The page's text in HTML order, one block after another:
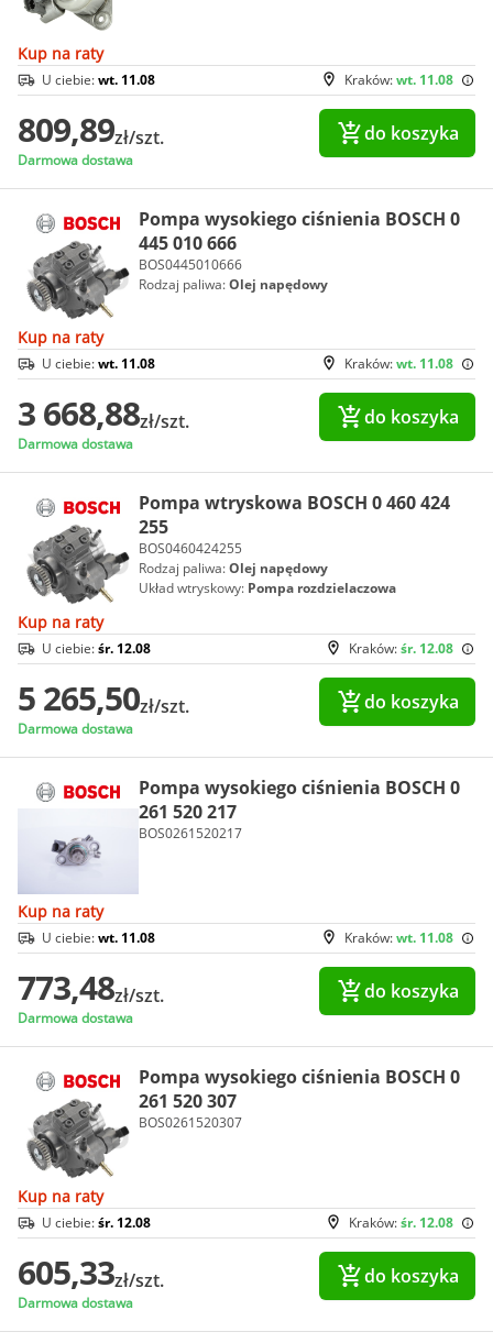
Kup na raty
Kraków:wt. 11.08
U ciebie:wt. 11.08
809,89zł/szt.
Darmowa dostawa
do koszyka
Pompa wysokiego ciśnienia BOSCH 0
445 010 666
BOS0445010666
Rodzaj paliwa:Olej napędowy
Kup na raty
Kraków:wt. 11.08
U ciebie:wt. 11.08
3 668,88zł/szt.
Darmowa dostawa
do koszyka
Pompa wtryskowa BOSCH 0 460 424
255
BOS0460424255
Rodzaj paliwa:Olej napędowy
Układ wtryskowy: Pompa rozdzielaczowa
Kup na raty
Kraków:śr. 12.08
U ciebie:śr. 12.08
5 265,50zł/szt.
Darmowa dostawa
do koszyka
Pompa wysokiego ciśnienia BOSCH 0
261 520 217
BOS0261520217
Kup na raty
Kraków:wt. 11.08
U ciebie:wt. 11.08
773,48zł/szt.
Darmowa dostawa
do koszyka
Pompa wysokiego ciśnienia BOSCH 0
261 520 307
BOS0261520307
Kup na raty
Kraków:śr. 12.08
U ciebie:śr. 12.08
605,33zł/szt.
Darmowa dostawa
do koszyka